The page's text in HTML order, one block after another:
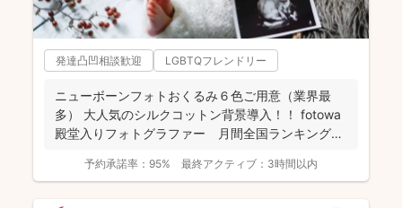
発達凸凹相談歓迎 LGBTQフレンドリー
ニューボーンフォトおくるみ６色ご用意（業界最
多） 大人気のシルクコットン背景導入！！ fotowa
殿堂入りフォトグラファー 月間全国ランキング１
予約承諾率： 95% 最終アクティブ： 3時間以内